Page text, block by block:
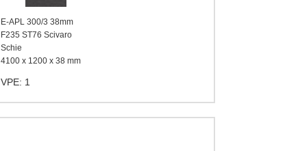
E-APL 300/3 38mm
F235 ST76 Scivaro
Schie
4100 x 1200 x 38 mm
VPE: 1